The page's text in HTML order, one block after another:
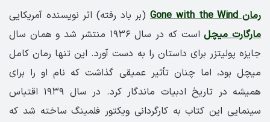
رمان Gone with the Wind
(بر باد رفته) اثر نویسنده آمریکایی
مارگارت میچل
است که در سال ۱۹۳۶ منتشر شد و همان سال
جایزه پولیتزر برای داستان را به دست آورد. این تنها رمان کامل
میچل بود، اما چنان تأثیر عمیقی گذاشت که نام او را برای
همیشه در تاریخ ادبیات ماندگار کرد. در سال ۱۹۳۹ اقتباس
سینمایی این کتاب به کارگردانی ویکتور فلمینگ ساخته شد که